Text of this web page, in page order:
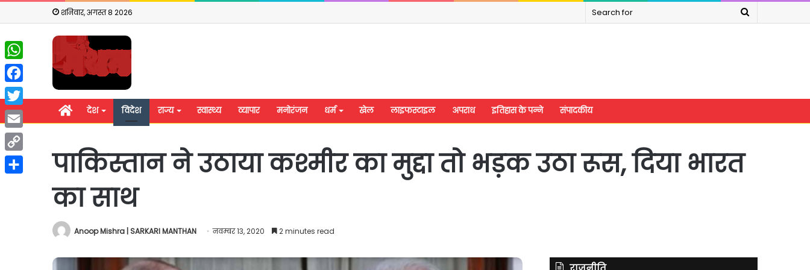
शनिवार, अगस्त 8 2026
Search
होम देश विदेश राज्य स्वास्थ्य व्यापार मनोरंजन धर्म खेल लाइफस्टाइल अपराध इतिहास के पन्ने संपादकीय
पाकिस्तान ने उठाया कश्मीर का मुद्दा तो भड़क उठा रूस, दिया भारत
का साथ
Anoop Mishra | SARKARI MANTHAN नवम्बर 13, 2020 2 minutes read
WhatsApp
Facebook
Twitter
Email
Copy
Link